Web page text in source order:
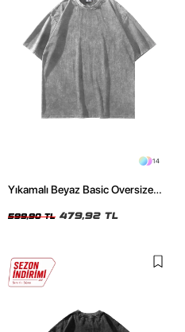
14
Yıkamalı Beyaz Basic Oversize
599,90 TL 479,92 TL